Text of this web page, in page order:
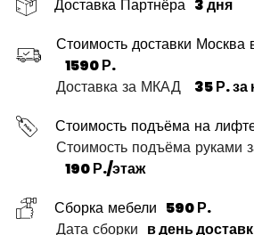
Доставка Партнёра 3 дня
Стоимость доставки
1590 Р.
Доставка за МКАД
35 Р. за
Стоимость подъёма на
Стоимость подъёма руками
190 Р./этаж
Сборка мебели 590 Р.
Дата сборки в день